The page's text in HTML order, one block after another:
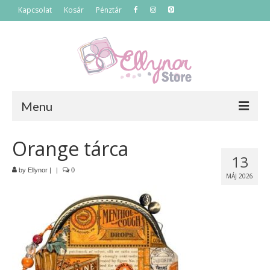
Kapcsolat Kosár Pénztár
Menu
Termékek
Akciós termékek
Táskák
Neszeszerek
13
MÁJ 2026
Orange tárca
by Ellynor | | 0